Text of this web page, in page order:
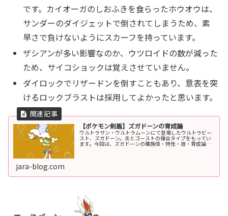
です。カイオーガのしおふきを食らったホウオウは、
サンダーのダイジェットで倒されてしまうため、素
早さで負けないようにスカーフを持っています。
ザシアンが多い影響なのか、ウツロイドの数が減った
ため、サイコショックは覚えさせていません。
ダイロックでリザードンを倒すこともあり、意表を突
けるロックブラストは採用してよかったと思います。
【ポケモン剣盾】ズガドーンの育成論
ウルトラサン・ウルトラムーンにて登場したウルトラビー
スト、ズガドーン。炎とゴーストの複合タイプをもってい
ます。今回は、ズガドーンの種族値・特性・技・育成論を
jara-blog.com